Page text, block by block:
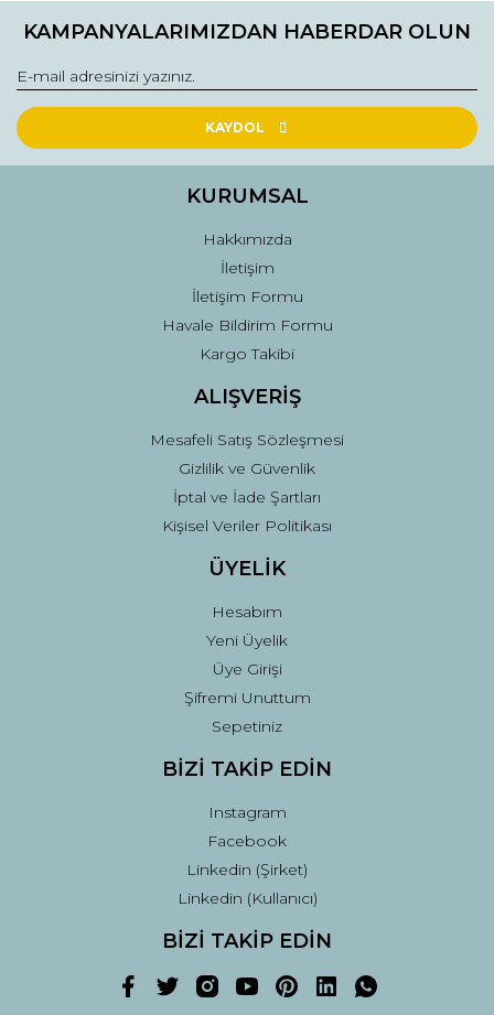
Görüş ve önerileriniz için teşekkür ederiz.
Ürün resmi kalitesiz, bozuk veya görüntülenemiyor.
Ürün açıklamasında eksik bilgiler bulunuyor.
Ürün fiyatı diğer sitelerden daha pahalı.
Gönder
KAMPANYALARIMIZDAN HABERDAR OLUN
KAYDOL
KURUMSAL
Hakkımızda
İletişim
İletişim Formu
Havale Bildirim Formu
Kargo Takibi
ALIŞVERİŞ
Mesafeli Satış Sözleşmesi
Gizlilik ve Güvenlik
İptal ve İade Şartları
Kişisel Veriler Politikası
ÜYELİK
Hesabım
Yeni Üyelik
Üye Girişi
Şifremi Unuttum
Sepetiniz
BİZİ TAKİP EDİN
Instagram
Facebook
Linkedin (Şirket)
Linkedin (Kullanıcı)
BİZİ TAKİP EDİN